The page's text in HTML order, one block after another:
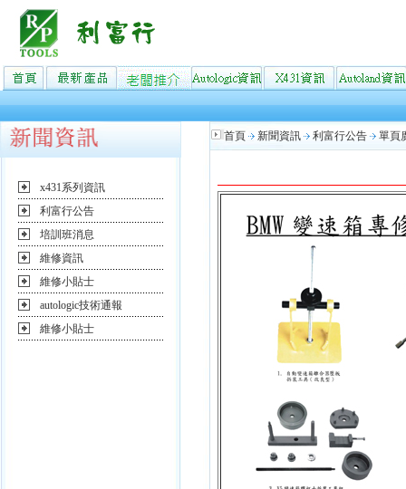
x431系列資訊
利富行公告
培訓班消息
維修資訊
維修小貼士
autologic技術通報
維修小貼士
首頁 新聞資訊 利富行公告 單頁